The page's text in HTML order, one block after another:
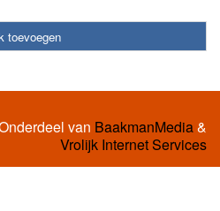
toevoegen
van BaakmanMedia&
Vrolijk Internet Services